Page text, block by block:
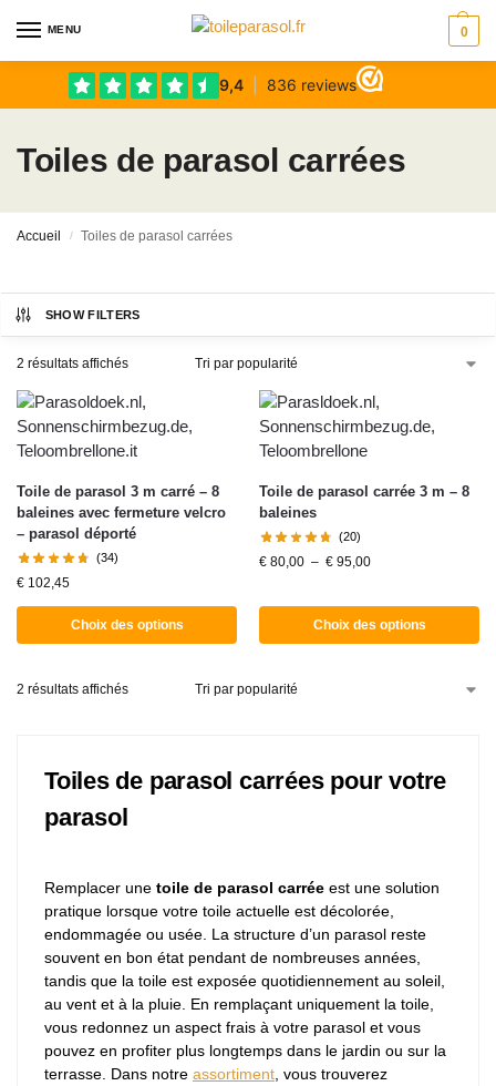
MENU 0
Toiles de parasol carrées
Accueil / Toiles de parasol carrées
SHOW FILTERS
2 résultats affichés
Toile de parasol 3 m carré – 8
baleines avec fermeture velcro
– parasol déporté
(34)
€ 102,45
Choix des options
Toile de parasol carrée 3 m – 8
baleines
(20)
€ 80,00 – € 95,00
Choix des options
2 résultats affichés
Toiles de parasol carrées pour votre
parasol
Remplacer une toile de parasol carrée est une solution
pratique lorsque votre toile actuelle est décolorée,
endommagée ou usée. La structure d’un parasol reste
souvent en bon état pendant de nombreuses années,
tandis que la toile est exposée quotidiennement au soleil,
au vent et à la pluie. En remplaçant uniquement la toile,
vous redonnez un aspect frais à votre parasol et vous
pouvez en profiter plus longtemps dans le jardin ou sur la
terrasse. Dans notre assortiment , vous trouverez